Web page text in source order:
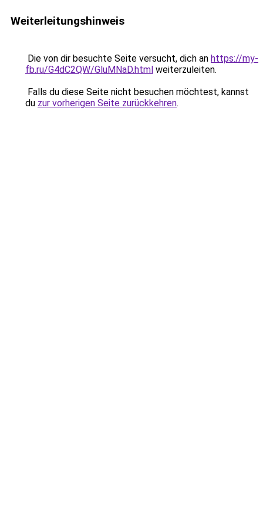
Weiterleitungshinweis
Die von dir besuchte Seite versucht, dich an https://my-
fb.ru/G4dC2QW/GluMNaD.html weiterzuleiten.
Falls du diese Seite nicht besuchen möchtest, kannst
du zur vorherigen Seite zurückkehren.